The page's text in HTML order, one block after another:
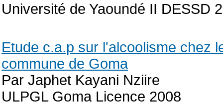
Université de Yaoundé II DESSD
Etude c.a.p sur l'alcoolisme chez
commune de Goma
Par Japhet Kayani Nziire
ULPGL Goma Licence 2008